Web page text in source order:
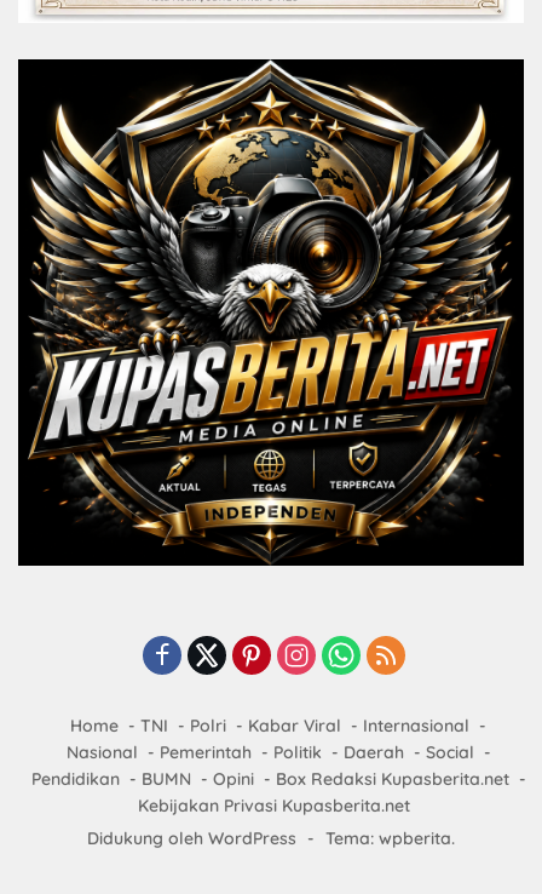
Home TNI Polri Kabar Viral
Internasional
Nasional
Pemerintah Politik Daerah
Social
Pendidikan
BUMN Opini
Box Redaksi Kupasberita.net
Kebijakan Privasi Kupasberita.net
Didukung oleh WordPress
- Tema: wpberita.